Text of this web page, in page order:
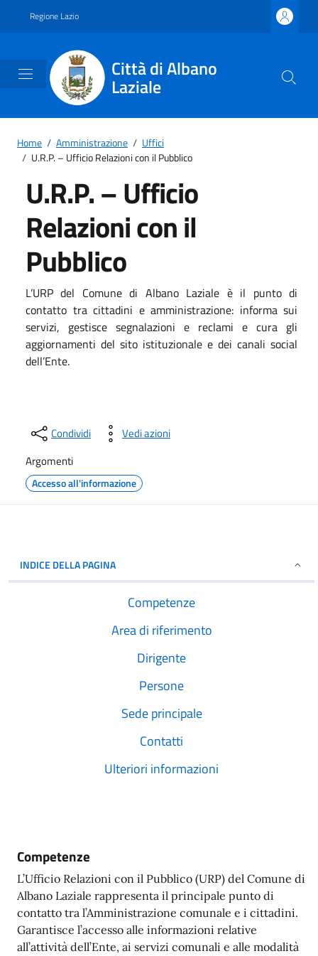
Regione Lazio
Città di Albano
Laziale
Home / Amministrazione / Uffici
/ U.R.P. – Ufficio Relazioni con il Pubblico
U.R.P. – Ufficio
Relazioni con il
Pubblico
L’URP del Comune di Albano Laziale è il punto di
contatto tra cittadini e amministrazione: informa sui
servizi, gestisce segnalazioni e reclami e cura gli
aggiornamenti del sito istituzionale e dei canali social
dell’Ente.
Condividi
Vedi azioni
Argomenti
Accesso all'informazione
INDICE DELLA PAGINA
Competenze
Area di riferimento
Dirigente
Persone
Sede principale
Contatti
Ulteriori informazioni
Competenze
L’Ufficio Relazioni con il Pubblico (URP) del Comune di
Albano Laziale rappresenta il principale punto di
contatto tra l’Amministrazione comunale e i cittadini.
Garantisce l’accesso alle informazioni relative
all’attività dell’Ente, ai servizi comunali e alle modalità